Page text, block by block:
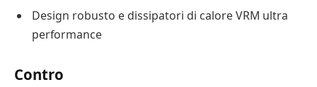
Design robusto e dissipatori di calore VRM ultra
performance
Contro